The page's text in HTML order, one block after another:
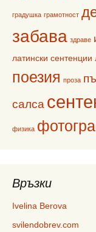
градушка грамотност
забава здраве
латински сентенции
поезия проза
салса
физика
Връзки
Ivelina Berova
svilendobrev.com